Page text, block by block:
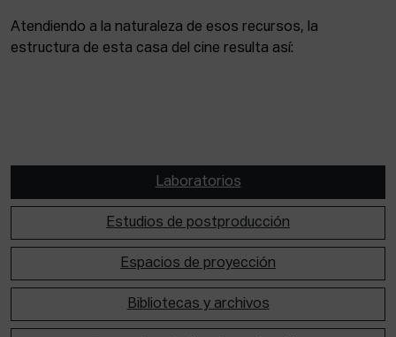
Atendiendo a la naturaleza de esos recursos, la
estructura de esta casa del cine resulta así:
Laboratorios
Estudios de postproducción
Espacios de proyección
Bibliotecas y archivos